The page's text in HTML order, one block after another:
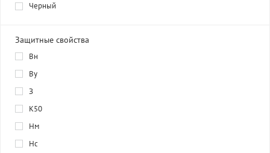
Черный
Защитные свойства
Вн
Ву
З
К50
Нм
Нс